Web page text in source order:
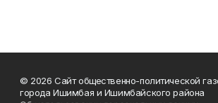
© 2026 Сайт общественно-политической
города Ишимбая и Ишимбайского района